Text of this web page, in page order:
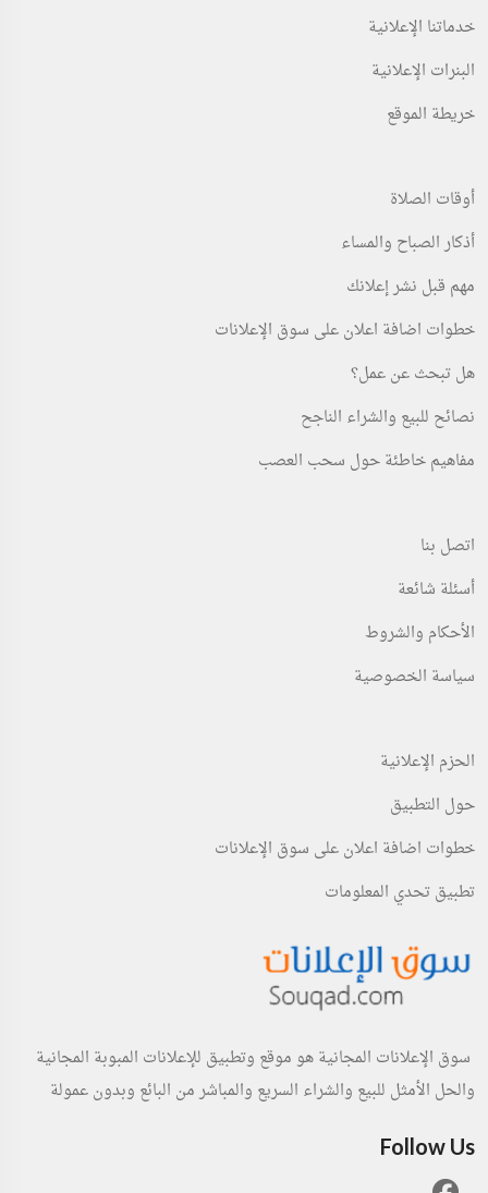
خدماتنا الإعلانية
البنرات الإعلانية
خريطة الموقع
أوقات الصلاة
أذكار الصباح والمساء
مهم قبل نشر إعلانك
خطوات اضافة اعلان على سوق الإعلانات
هل تبحث عن عمل؟
نصائح للبيع والشراء الناجح
مفاهيم خاطئة حول سحب العصب
اتصل بنا
أسئلة شائعة
الأحكام والشروط
سياسة الخصوصية
الحزم الإعلانية
حول التطبيق
خطوات اضافة اعلان على سوق الإعلانات
تطبيق تحدي المعلومات
سوق الإعلانات المجانية هو موقع وتطبيق للإعلانات المبوبة المجانية
والحل الأمثل للبيع والشراء السريع والمباشر من البائع وبدون عمولة
Follow Us